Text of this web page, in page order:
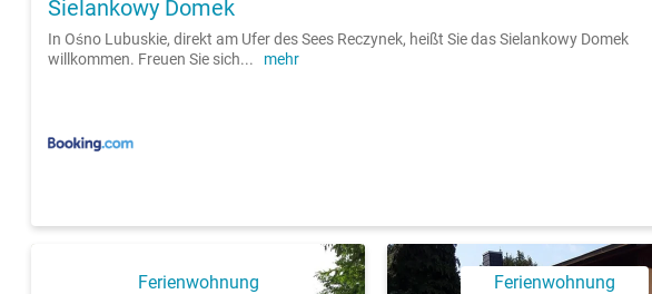
Sielankowy Domek
In Ośno Lubuskie, direkt am Ufer des Sees Reczynek, heißt Sie das Sielankowy Domek
willkommen. Freuen Sie sich... mehr
Ferienwohnung Ferienwohnung